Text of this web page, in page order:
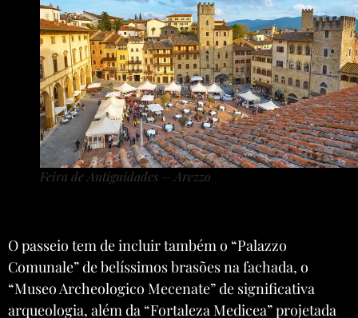
Feira de Antiguidades – Arezzo
O passeio tem de incluir também o “Palazzo
Comunale” de belíssimos brasões na fachada, o
“Museo Archeologico Mecenate” de significativa
arqueologia, além da “Fortaleza Medicea” projetada